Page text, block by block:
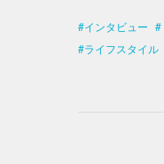
インタビュー
ライフスタイル